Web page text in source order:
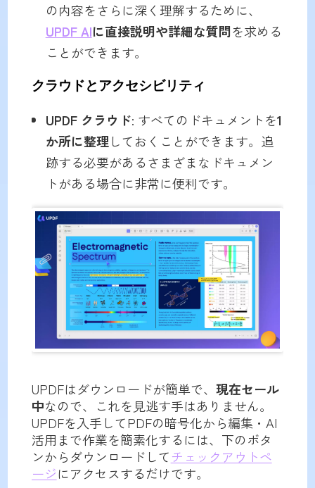
の内容をさらに深く理解するために、
UPDF AIに直接説明や詳細な質問を求める
ことができます。
クラウドとアクセシビリティ
UPDF クラウド: すべてのドキュメントを1
か所に整理しておくことができます。追
跡する必要があるさまざまなドキュメン
トがある場合に非常に便利です。
UPDFはダウンロードが簡単で、 現在セール
中なので、これを見逃す手はありません。
UPDFを入手してPDFの暗号化から編集・AI
活用まで作業を簡素化するには、下のボタ
ンからダウンロードしてチェックアウトペ
ージにアクセスするだけです。